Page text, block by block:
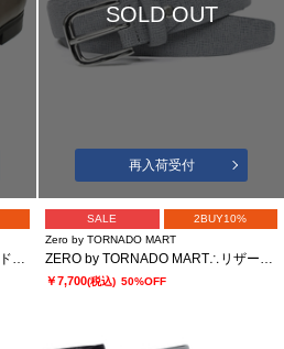
ZERO by TORNADO MART∴サイドゴアローカットシューズ
SOLD OUT
再入荷受付
SALE
2BUY10%
Zero by TORNADO MART
ZERO by TORNADO MART∴リザードプリントイタリアンベルト
￥7,700(税込) 50%OFF